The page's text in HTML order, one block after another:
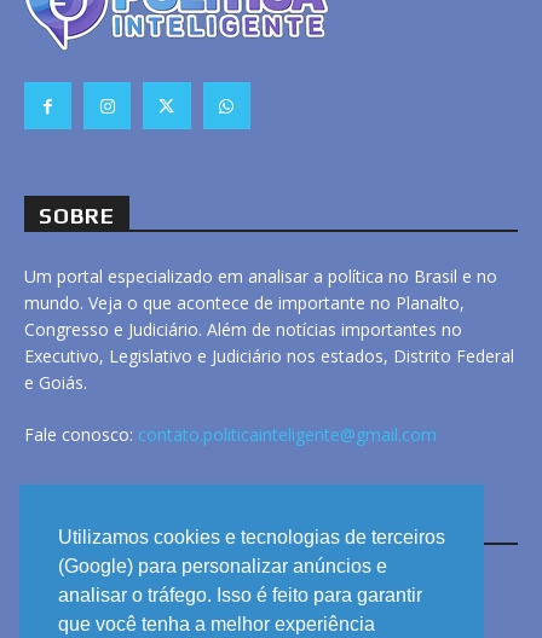
Utilizamos cookies e tecnologias de terceiros
(Google) para personalizar anúncios e
analisar o tráfego. Isso é feito para garantir
que você tenha a melhor experiência
SOBRE
Um portal especializado em analisar a política no Brasil e no
mundo. Veja o que acontece de importante no Planalto,
Congresso e Judiciário. Além de notícias importantes no
Executivo, Legislativo e Judiciário nos estados, Distrito Federal
e Goiás.
Fale conosco: contato.politicainteligente@gmail.com
LINKS
ANUNCIE